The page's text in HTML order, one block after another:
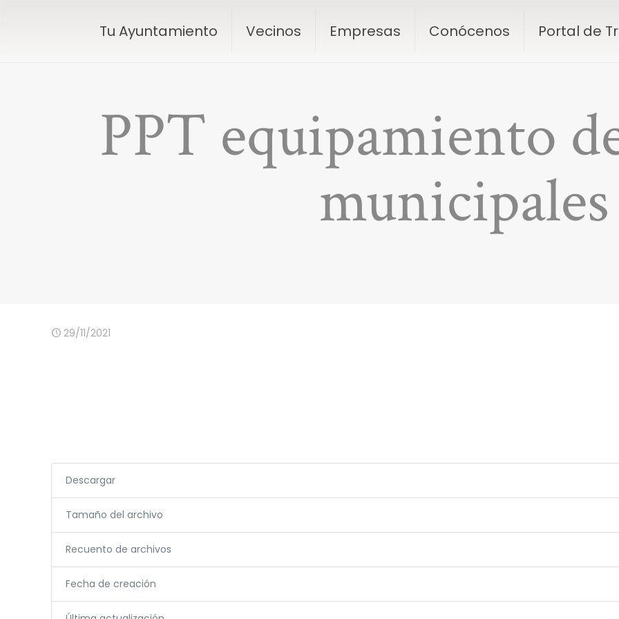
Tu Ayuntamiento Vecinos Empresas Conócenos Portal de
PPT equipamiento
municipales
29/11/2021
Descargar
Tamaño del archivo
Recuento de archivos
Fecha de creación